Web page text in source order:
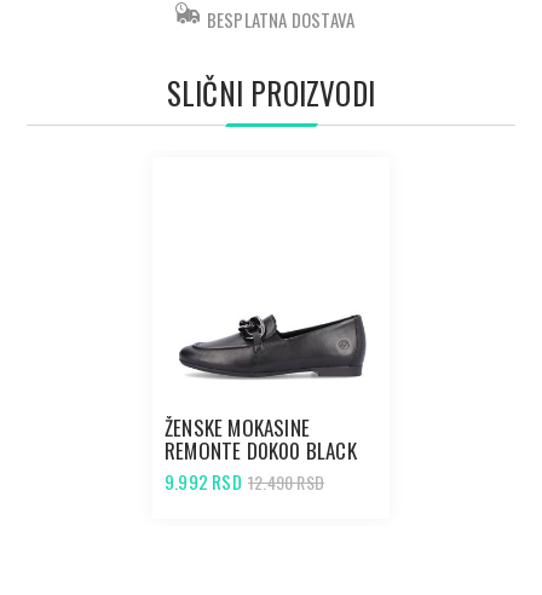
BESPLATNA DOSTAVA
SLIČNI PROIZVODI
ŽENSKE MOKASINE
REMONTE D0K00 BLACK
9.992 RSD 12.490 RSD